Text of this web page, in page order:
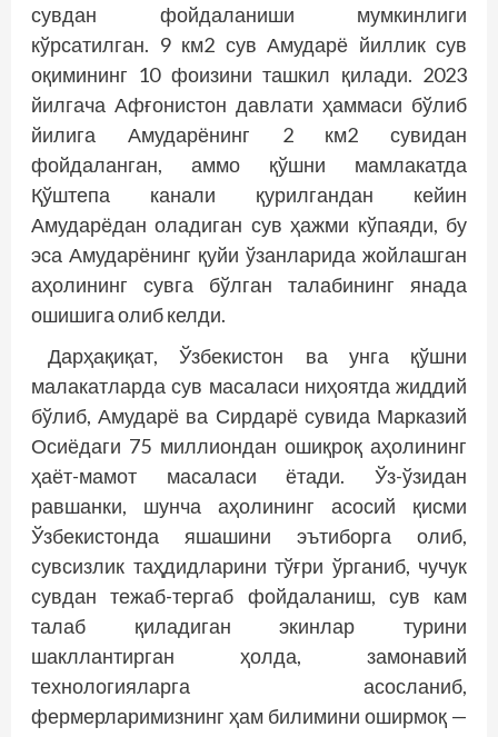
сувдан фойдаланиши мумкинлиги
кўрсатилган. 9 км2 сув Амударё йиллик сув
оқимининг 10 фоизини ташкил қилади. 2023
йилгача Афғонистон давлати ҳаммаси бўлиб
йилига Амударёнинг 2 км2 сувидан
фойдаланган, аммо қўшни мамлакатда
Қўштепа канали қурилгандан кейин
Амударёдан оладиган сув ҳажми кўпаяди, бу
эса Амударёнинг қуйи ўзанларида жойлашган
аҳолининг сувга бўлган талабининг янада
ошишига олиб келди.
Дарҳақиқат, Ўзбекистон ва унга қўшни
малакатларда сув масаласи ниҳоятда жиддий
бўлиб, Амударё ва Сирдарё сувида Марказий
Осиёдаги 75 миллиондан ошиқроқ аҳолининг
ҳаёт-мамот масаласи ётади. Ўз-ўзидан
равшанки, шунча аҳолининг асосий қисми
Ўзбекистонда яшашини эътиборга олиб,
сувсизлик таҳдидларини тўғри ўрганиб, чучук
сувдан тежаб-тергаб фойдаланиш, сув кам
талаб қиладиган экинлар турини
шакллантирган ҳолда, замонавий
технологияларга асосланиб,
фермерларимизнинг ҳам билимини оширмоқ —